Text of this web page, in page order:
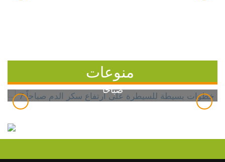
منوعات
7 خطوات بسيطة للسيطرة على ارتفاع سكر الدم
صباحاً